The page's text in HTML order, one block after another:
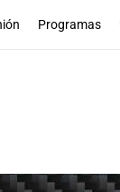
Programas